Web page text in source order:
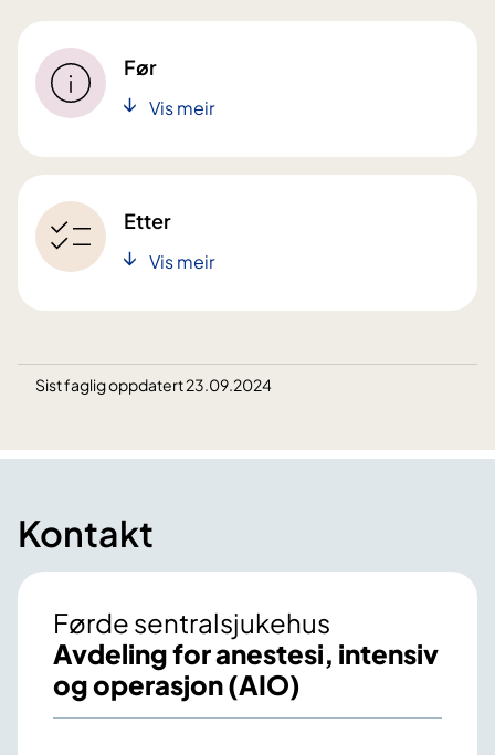
Før
Vis meir
Etter
Vis meir
Sist faglig oppdatert 23.09.2024
Kontakt
Førde sentralsjukehus
Avdeling for anestesi, intensiv
og operasjon (AIO)